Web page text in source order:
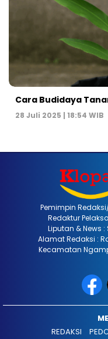
Cara Budidaya
28 Juli 2025 | 18:54 WIB
Pemimpin
Redaktur
Liputan & News
Alamat Redaksi :
Kecamatan
REDAKSI